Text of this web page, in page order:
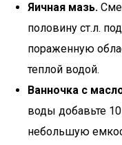
Яичная мазь.
половину ст.л.
пораженную
теплой водой.
Ванночка с
воды добавьте
небольшую